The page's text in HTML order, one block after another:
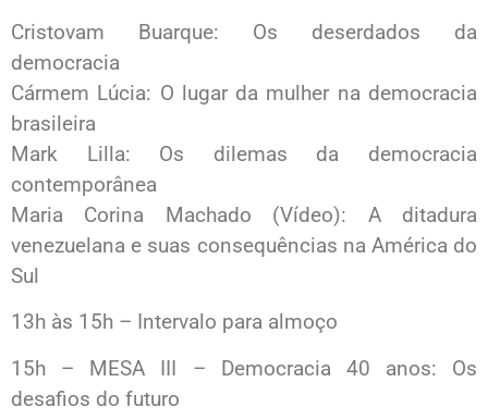
Cristovam Buarque: Os deserdados da
democracia
Cármem Lúcia: O lugar da mulher na democracia
brasileira
Mark Lilla: Os dilemas da democracia
contemporânea
Maria Corina Machado (Vídeo): A ditadura
venezuelana e suas consequências na América do
Sul
13h às 15h – Intervalo para almoço
15h – MESA III – Democracia 40 anos: Os
desafios do futuro